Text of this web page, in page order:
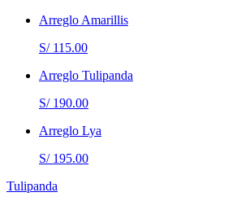
Arreglo Amarillis
S/ 115.00
Arreglo Tulipanda
S/ 190.00
Arreglo Lya
S/ 195.00
Tulipanda